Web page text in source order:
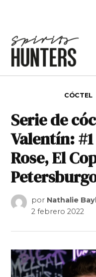
CÓCTEL
Serie de
Valentín:
Rose, El
por Nathalie
2 febrero 2022